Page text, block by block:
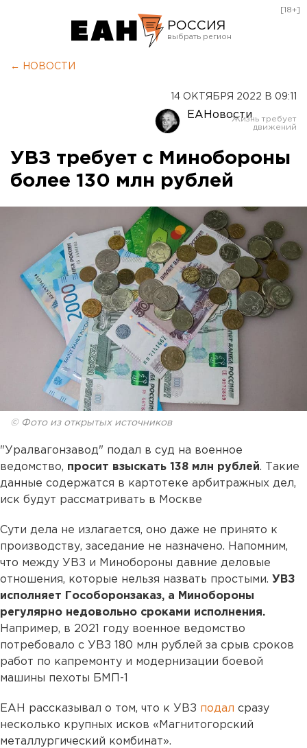
РОССИЯ
Оренбург
[18+]
← НОВОСТИ
14 ОКТЯБРЯ 2022 В 09:11
ЕАНовости
УВЗ требует с Минобороны
более 130 млн рублей
© Фото из открытых источников
"Уралвагонзавод" подал в суд на военное
ведомство, просит взыскать 138 млн рублей. Такие
данные содержатся в картотеке арбитражных дел,
иск будут рассматривать в Москве
Сути дела не излагается, оно даже не принято к
производству, заседание не назначено. Напомним,
что между УВЗ и Минобороны давние деловые
отношения, которые нельзя назвать простыми. УВЗ
исполняет Гособоронзаказ, а Минобороны
регулярно недовольно сроками исполнения.
Например, в 2021 году военное ведомство
потребовало с УВЗ 180 млн рублей за срыв сроков
работ по капремонту и модернизации боевой
машины пехоты БМП-1
ЕАН рассказывал о том, что к УВЗ подал сразу
несколько крупных исков «Магнитогорский
металлургический комбинат».